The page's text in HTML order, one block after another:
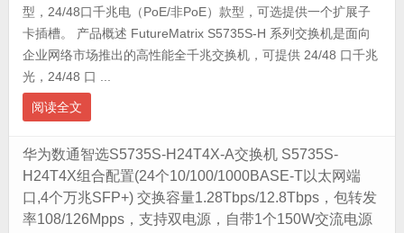
型，24/48口千兆电（PoE/非PoE）款型，可选提供一个扩展子
卡插槽。 产品概述 FutureMatrix S5735S-H 系列交换机是面向
企业网络市场推出的高性能全千兆交换机，可提供 24/48 口千兆
光，24/48 口 ...
阅读全文
华为数通智选S5735S-H24T4X-A交换机 S5735S-
H24T4X组合配置(24个10/100/1000BASE-T以太网端
口,4个万兆SFP+) 交换容量1.28Tbps/12.8Tbps，包转发
率108/126Mpps，支持双电源，自带1个150W交流电源